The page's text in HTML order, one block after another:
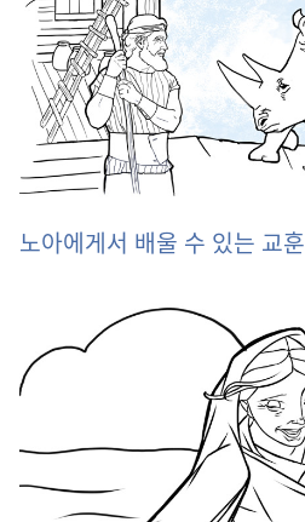
노아에게서 배울 수 있는 교훈